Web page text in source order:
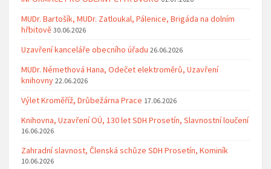
MUDr. Bartošík, MUDr. Zatloukal, Pálenice, Brigáda na dolním
hřbitově 30.06.2026
Uzavření kanceláře obecního úřadu 26.06.2026
MUDr. Némethová Hana, Odečet elektroměrů, Uzavření
knihovny 22.06.2026
Výlet Kroměříž, Drůbežárna Prace 17.06.2026
Knihovna, Uzavření OÚ, 130 let SDH Prosetín, Slavnostní loučení
16.06.2026
Zahradní slavnost, Členská schůze SDH Prosetín, Kominík
10.06.2026